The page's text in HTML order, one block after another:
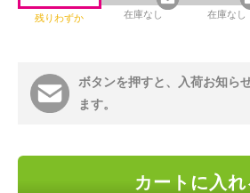
残りわずか 在庫なし 在庫なし
ボタンを押すと、入荷お知ら
ます。
カートに入れ